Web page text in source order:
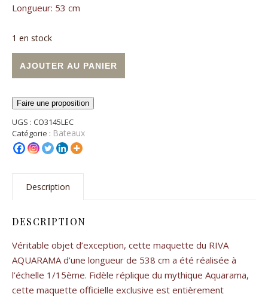
Longueur: 53 cm
1 en stock
AJOUTER AU PANIER
Faire une proposition
UGS : CO3145LEC
Catégorie : Bateaux
Description
DESCRIPTION
Véritable objet d’exception, cette maquette du RIVA
AQUARAMA d’une longueur de 538 cm a été réalisée à
l’échelle 1/15ème. Fidèle réplique du mythique Aquarama,
cette maquette officielle exclusive est entièrement